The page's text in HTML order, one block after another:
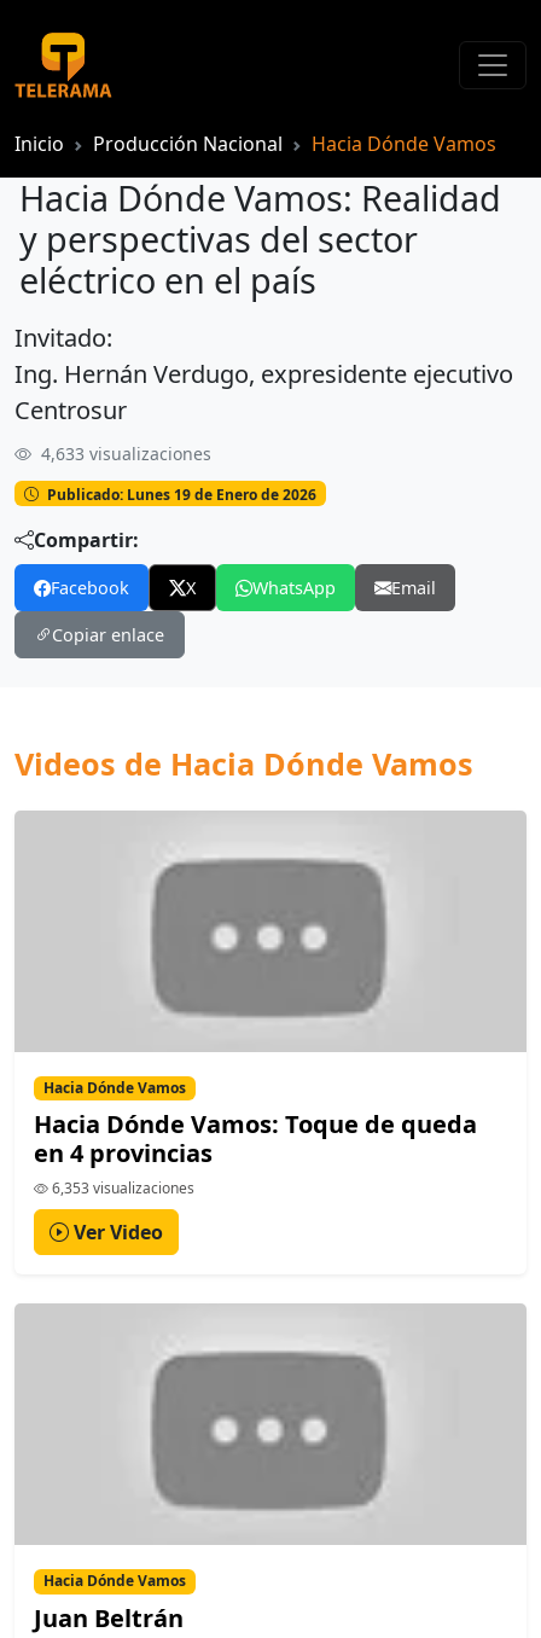
Inicio Producción Nacional Hacia Dónde Vamos
Hacia Dónde Vamos: Realidad
y perspectivas del sector
eléctrico en el país
Invitado:
Ing. Hernán Verdugo, expresidente ejecutivo
Centrosur
4,633 visualizaciones
Publicado: Lunes 19 de Enero de 2026
Compartir:
Facebook X WhatsApp Email
Copiar enlace
Videos de Hacia Dónde Vamos
Hacia Dónde Vamos
Hacia Dónde Vamos: Toque de queda
en 4 provincias
6,353 visualizaciones
Ver Video
Hacia Dónde Vamos
Juan Beltrán